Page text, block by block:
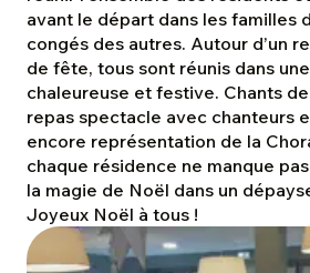
avant le départ dans les familles
congés des autres. Autour d’un
de fête, tous sont réunis dans
chaleureuse et festive. Chants
repas spectacle avec chanteurs
encore représentation de la
chaque résidence ne manque
la magie de Noël dans un
Joyeux Noël à tous !